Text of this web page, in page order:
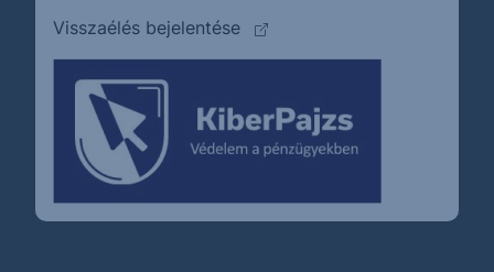
Visszaélés bejelentése
(külső oldalra ugrik)